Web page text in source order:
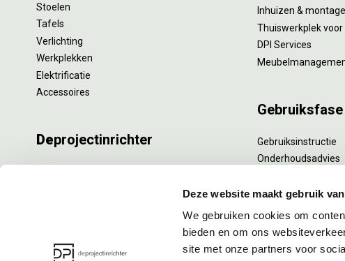
Deze website maakt gebruik
We gebruiken cookies om
bieden en om ons
site met onze partners voor
Stoelen
Tafels
Verlichting
Werkplekken
Elektrificatie
Accessoires
Deprojectinrichter
Inhuizen & montage
Thuiswerkplek voor
DPI Services
Gebruiksfase
Gebruiksinstructie
Onderhoudsadvies
Specialistische
Refurbishment
Interne verhuizing